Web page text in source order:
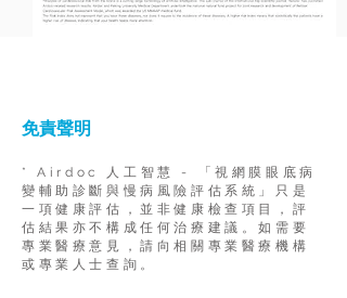
免責聲明
* Airdoc 人工智慧 - 「視網膜眼底病
變輔助診斷與慢病風險評估系統」只是
一項健康評估，並非健康檢查項目，評
估結果亦不構成任何治療建議。如需要
專業醫療意見，請向相關專業醫療機構
或專業人士查詢。